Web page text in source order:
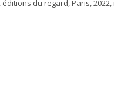
éditions du regard, Paris,